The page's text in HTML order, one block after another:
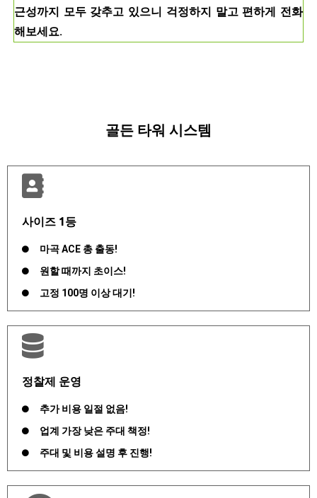
근성까지 모두 갖추고 있으니 걱정하지 말고 편하게 전화
해보세요.
골든 타워 시스템
사이즈 1등
마곡 ACE 총 출동!
원할 때까지 초이스!
고정 100명 이상 대기!
정찰제 운영
추가 비용 일절 없음!
업계 가장 낮은 주대 책정!
주대 및 비용 설명 후 진행!